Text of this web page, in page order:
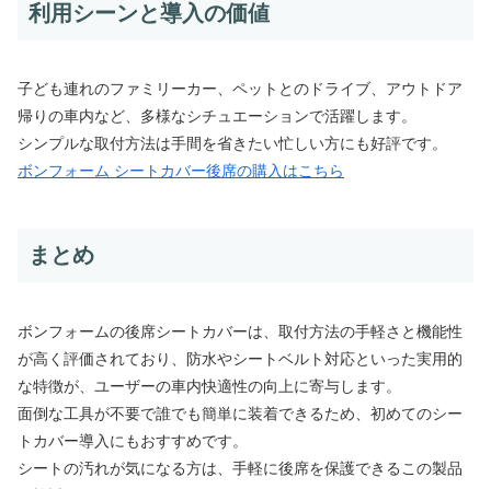
利用シーンと導入の価値
子ども連れのファミリーカー、ペットとのドライブ、アウトドア
帰りの車内など、多様なシチュエーションで活躍します。
シンプルな取付方法は手間を省きたい忙しい方にも好評です。
ボンフォーム シートカバー後席の購入はこちら
まとめ
ボンフォームの後席シートカバーは、取付方法の手軽さと機能性
が高く評価されており、防水やシートベルト対応といった実用的
な特徴が、ユーザーの車内快適性の向上に寄与します。
面倒な工具が不要で誰でも簡単に装着できるため、初めてのシー
トカバー導入にもおすすめです。
シートの汚れが気になる方は、手軽に後席を保護できるこの製品